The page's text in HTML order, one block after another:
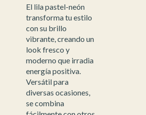
El lila pastel-neón
transforma tu estilo
con su brillo
vibrante, creando un
look fresco y
moderno que irradia
energía positiva.
Versátil para
diversas ocasiones,
se combina